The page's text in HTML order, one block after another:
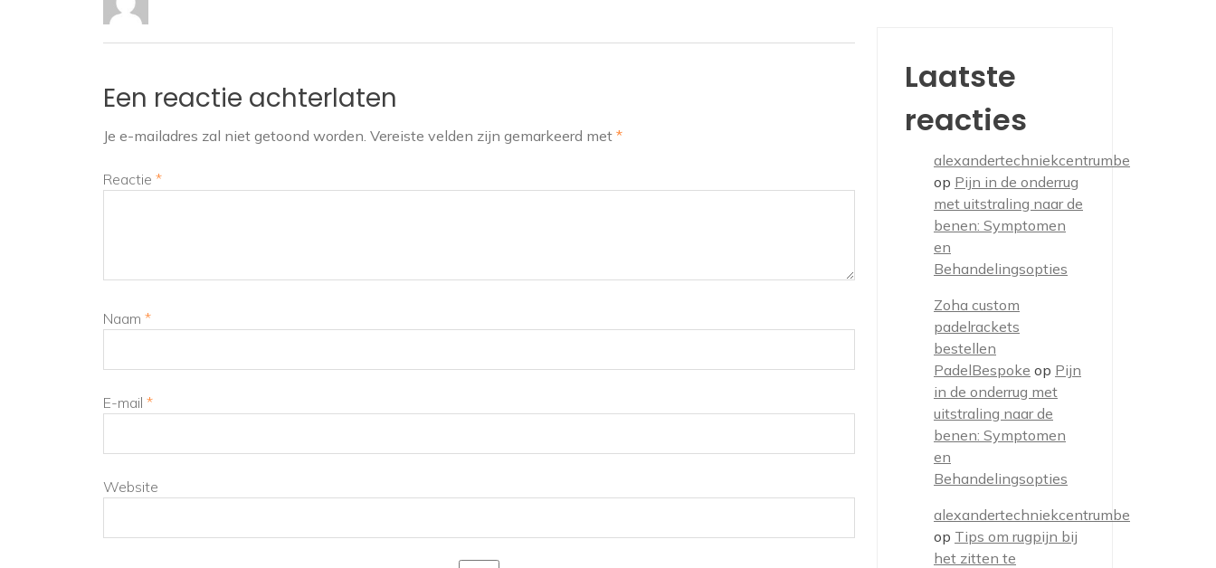
Een reactie achterlaten
Je e-mailadres zal niet getoond worden. Vereiste velden zijn gemarkeerd met *
Reactie *
Naam *
E-mail *
Website
Laatste
reacties
alexandertechniekcentrumbe
op Pijn in de onderrug
met uitstraling naar de
benen: Symptomen
en
Behandelingsopties
Zoha custom
padelrackets
bestellen
PadelBespoke op Pijn
in de onderrug met
uitstraling naar de
benen: Symptomen
en
Behandelingsopties
alexandertechniekcentrumbe
op Tips om rugpijn bij
het zitten te